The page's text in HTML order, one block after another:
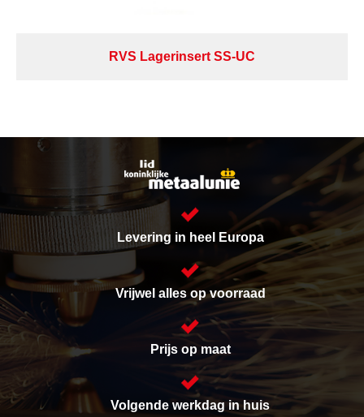
RVS Lagerinsert SS-UC
Levering in heel Europa
Vrijwel alles op voorraad
Prijs op maat
Volgende werkdag in huis